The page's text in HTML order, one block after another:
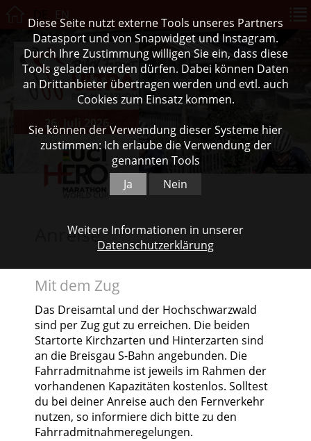
26. Juli 2026
Anreise
Mit dem Zug
Das Dreisamtal und der Hochschwarzwald
sind per Zug gut zu erreichen. Die beiden
Startorte Kirchzarten und Hinterzarten sind
an die Breisgau S-Bahn angebunden. Die
Fahrradmitnahme ist jeweils im Rahmen der
vorhandenen Kapazitäten kostenlos. Solltest
du bei deiner Anreise auch den Fernverkehr
nutzen, so informiere dich bitte zu den
Fahrradmitnahmeregelungen.
Diese Seite nutzt externe Tools unseres Partners
Datasport und von Snapwidget und Instagram.
Durch Ihre Zustimmung willigen Sie ein, dass diese
Tools geladen werden dürfen. Dabei können Daten
an Drittanbieter übertragen werden und evtl. auch
Cookies zum Einsatz kommen.
Sie können der Verwendung dieser Systeme hier
zustimmen: Ich erlaube die Verwendung der
genannten Tools
Ja
Nein
Weitere Informationen in unserer
Datenschutzerklärung